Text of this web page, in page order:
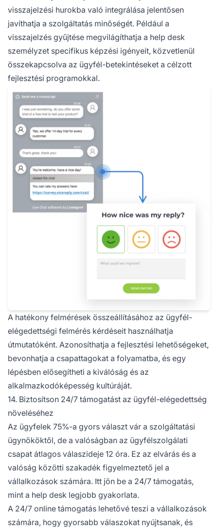
visszajelzési hurokba való integrálása jelentősen
javíthatja a szolgáltatás minőségét. Például a
visszajelzés gyűjtése megvilágíthatja a help desk
személyzet specifikus képzési igényeit, közvetlenül
összekapcsolva az ügyfél-betekintéseket a célzott
fejlesztési programokkal.
A hatékony felmérések összeállításához az ügyfél-
elégedettségi felmérés kérdéseit használhatja
útmutatóként. Azonosíthatja a fejlesztési lehetőségeket,
bevonhatja a csapattagokat a folyamatba, és egy
lépésben elősegítheti a kiválóság és az
alkalmazkodóképesség kultúráját.
14. Biztosítson 24/7 támogatást az ügyfél-elégedettség
növeléséhez
Az ügyfelek 75%-a gyors választ vár a szolgáltatási
ügynököktől, de a valóságban az ügyfélszolgálati
csapat átlagos válaszideje 12 óra. Ez az elvárás és a
valóság közötti szakadék figyelmeztető jel a
vállalkozások számára. Itt jön be a 24/7 támogatás,
mint a help desk legjobb gyakorlata.
A 24/7 online támogatás lehetővé teszi a vállalkozások
számára, hogy gyorsabb válaszokat nyújtsanak, és